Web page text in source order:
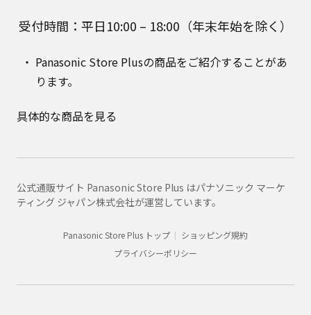
受付時間：平日10:00 – 18:00（年末年始を除く）
Panasonic Store Plusの商品をご紹介することがあ
ります。
具体的な商品を見る
公式通販サイト Panasonic Store Plus はパナソニック マーケ
ティング ジャパン株式会社が運営しています。
Panasonic Store Plus トップ
ショッピング規約
プライバシーポリシー